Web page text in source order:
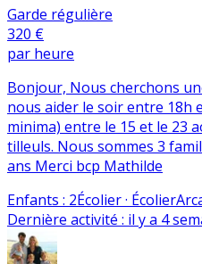
Garde régulière
320 €
par heure
Bonjour, Nous cherchons
nous aider le soir entre 18h
minima) entre le 15 et le 23
tilleuls. Nous sommes 3
ans Merci bcp Mathilde
Enfants : 2Écolier · Écolier
Dernière activité : il y a 4